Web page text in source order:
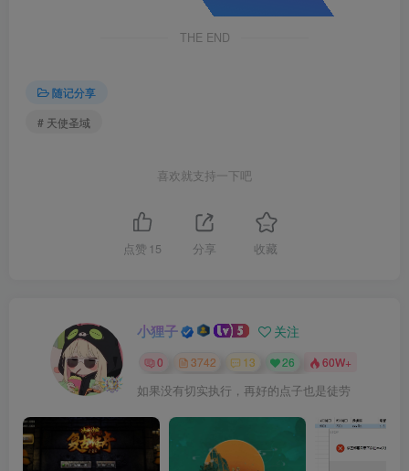
THE END
随记分享
# 天使圣域
喜欢就支持一下吧
点赞 15 分享 收藏
小狸子 关注
0 3742 13 26 60W+
如果没有切实执行，再好的点子也是徒劳